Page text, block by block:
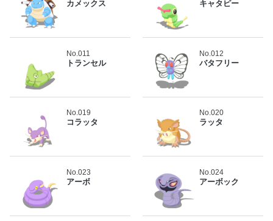
カメックス キャタピー
No.011
トランセル
No.012
バタフリー
No.019
コラッタ
No.020
ラッタ
No.023
アーボ
No.024
アーボック